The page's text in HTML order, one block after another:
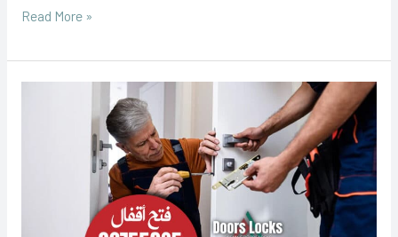
Read More »